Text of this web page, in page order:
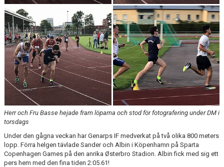
Herr och Fru Basse hejade fram löparna och stod för fotografering under DM i
torsdags
Under den gågna veckan har Genarps IF medverkat på två olika 800 meters
lopp. Förra helgen tävlade Sander och Albin i Köpenhamn på Sparta
Copenhagen Games på den anrika Østerbro Stadion. Albin fick med sig ett
pers hem med den fina tiden 2:05.61!